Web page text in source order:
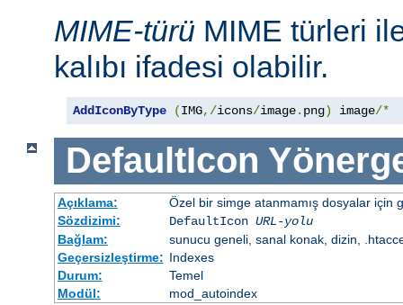
MIME-türü MIME türleri
kalıbı ifadesi olabilir.
AddIconByType (IMG,/icons/image. png) image/*
DefaultIcon
Açıklama:
Özel bir simge atanmamış dosyalar için
Sözdizimi:
DefaultIcon URL-yolu
Bağlam:
sunucu geneli, sanal konak, dizin,
Geçersizleştirme: Indexes
Durum:
Temel
Modül:
mod_autoindex